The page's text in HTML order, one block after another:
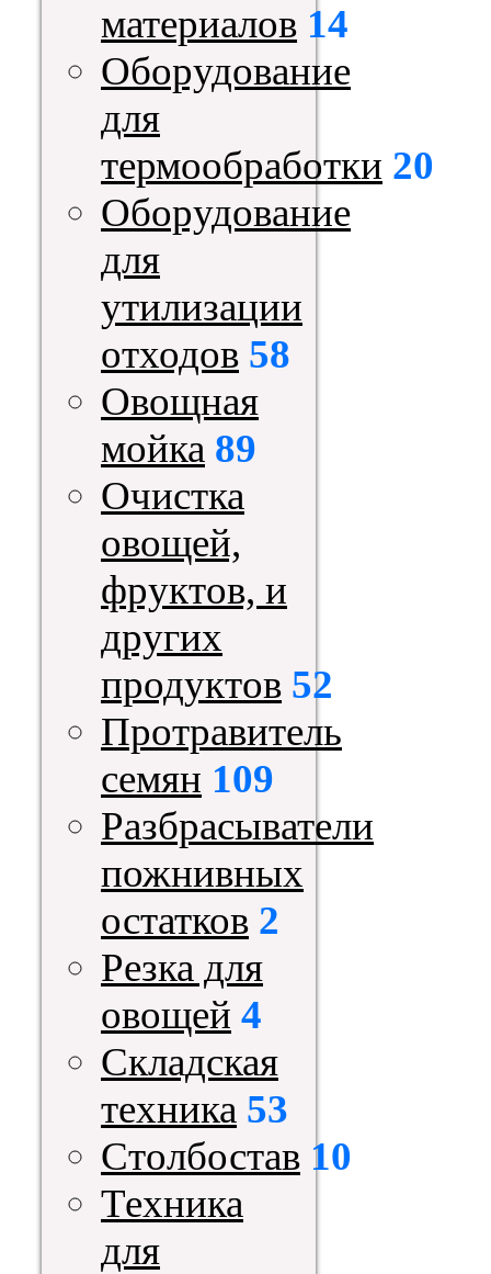
материалов 14
Оборудование
для
термообработки 20
Оборудование
для
утилизации
отходов 58
Овощная
мойка 89
Очистка
овощей,
фруктов, и
других
продуктов 52
Протравитель
семян 109
Разбрасыватели
пожнивных
остатков 2
Резка для
овощей 4
Складская
техника 53
Столбостав 10
Техника
для